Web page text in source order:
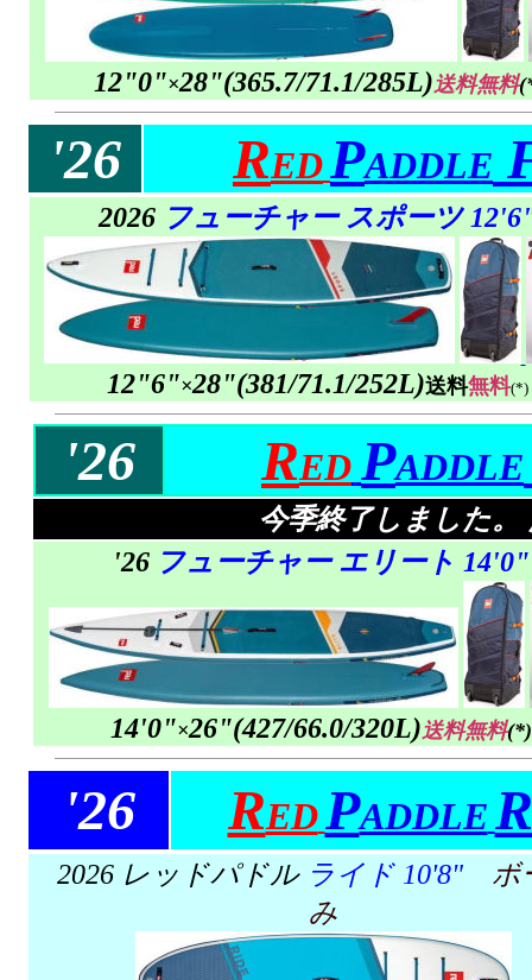
12"0"×28"(365.7/71.1/285L)送料無料
'26 REDPADDLE
2026 フューチャー スポーツ
12"6"×28"(381/71.1/252L)送料無料(*)
'26 RED PADDLE
今季終了しました。
'26 フューチャー エリート 14'0"
14'0"×26"(427/66.0/320L)送料無料(*)
'26 REDPADDLE
2026 レッドパドル ライド 10'8" ボ
み